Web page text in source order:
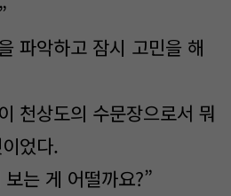
파악하고 잠시 고민을 해
천상도의 수문장으로서 뭐
었다.
는 게 어떨까요?”